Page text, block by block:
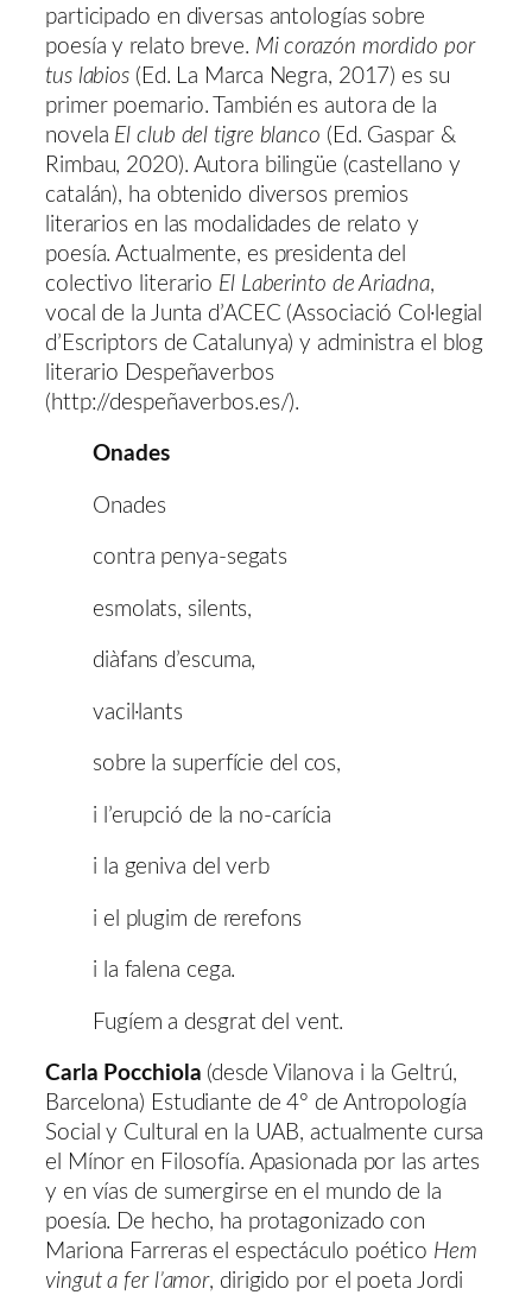
participado en diversas antologías sobre
poesía y relato breve. Mi corazón mordido por
tus labios (Ed. La Marca Negra, 2017) es su
primer poemario. También es autora de la
novela El club del tigre blanco (Ed. Gaspar &
Rimbau, 2020). Autora bilingüe (castellano y
catalán), ha obtenido diversos premios
literarios en las modalidades de relato y
poesía. Actualmente, es presidenta del
colectivo literario El Laberinto de Ariadna,
vocal de la Junta d’ACEC (Associació Col·legial
d’Escriptors de Catalunya) y administra el blog
literario Despeñaverbos
(http://despeñaverbos.es/).
Onades
Onades
contra penya-segats
esmolats, silents,
diàfans d’escuma,
vacil·lants
sobre la superfície del cos,
i l’erupció de la no-carícia
i la geniva del verb
i el plugim de rerefons
i la falena cega.
Fugíem a desgrat del vent.
Carla Pocchiola (desde Vilanova i la Geltrú,
Barcelona) Estudiante de 4º de Antropología
Social y Cultural en la UAB, actualmente cursa
el Mínor en Filosofía. Apasionada por las artes
y en vías de sumergirse en el mundo de la
poesía. De hecho, ha protagonizado con
Mariona Farreras el espectáculo poético Hem
vingut a fer l’amor, dirigido por el poeta Jordi